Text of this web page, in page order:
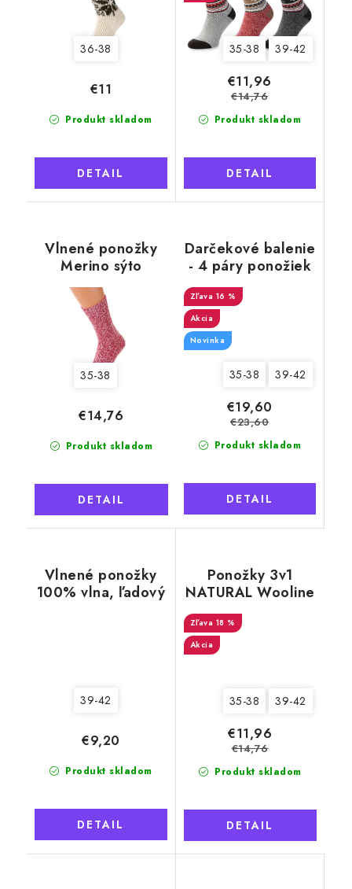
36-38
Produkt skladom
€11
DETAIL
35-38 39-42
Produkt skladom
€11,96
€14,76
DETAIL
Vlnené ponožky
Merino sýto
ružové, voľný lem
35-38
Produkt skladom
€14,76
DETAIL
Darčekové balenie
- 4 páry ponožiek
Merino Natural
Wool 5 dámske,
krémové
16 %
Akcia
Novinka
35-38 39-42
Produkt skladom
€19,60
€23,60
DETAIL
Vlnené ponožky
100% vlna, ľadový
39-42
Produkt skladom
€9,20
DETAIL
Ponožky 3v1
NATURAL Wooline
Wool 10, dámske
18 %
Akcia
35-38 39-42
Produkt skladom
€11,96
€14,76
DETAIL